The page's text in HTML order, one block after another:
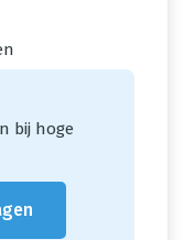
bij hoge